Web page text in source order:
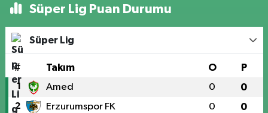
Süper Lig Puan Durumu
Süper Lig
# Takım O P
1 Amed 0 0
2 Erzurumspor FK 0 0